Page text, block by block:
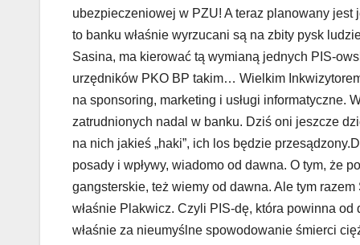
ubezpieczeniowej w PZU! A teraz planowany
to banku właśnie wyrzucani są na zbity pysk
Sasina, ma kierować tą wymianą jednych PIS-
urzędników PKO BP takim… Wielkim
na sponsoring, marketing i usługi informatyczne.
zatrudnionych nadal w banku. Dziś oni jeszcze
na nich jakieś „haki”, ich los będzie
posady i wpływy, wiadomo od dawna. O tym, że
gangsterskie, też wiemy od dawna. Ale tym
właśnie Plakwicz. Czyli PIS-dę, która powinna
właśnie za nieumyślne spowodowanie śmierci